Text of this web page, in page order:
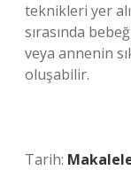
teknikleri yer
sırasında
veya annenin
oluşabilir.
Tarih: